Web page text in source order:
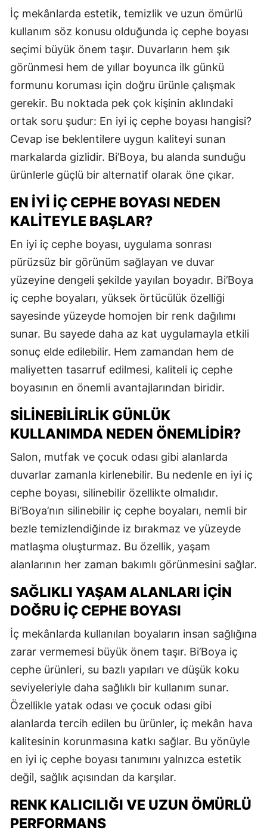
İç mekânlarda estetik, temizlik ve uzun ömürlü
kullanım söz konusu olduğunda iç cephe boyası
seçimi büyük önem taşır. Duvarların hem şık
görünmesi hem de yıllar boyunca ilk günkü
formunu koruması için doğru ürünle çalışmak
gerekir. Bu noktada pek çok kişinin aklındaki
ortak soru şudur: En iyi iç cephe boyası hangisi?
Cevap ise beklentilere uygun kaliteyi sunan
markalarda gizlidir. Bi’Boya, bu alanda sunduğu
ürünlerle güçlü bir alternatif olarak öne çıkar.
EN İYI İÇ CEPHE BOYASI NEDEN
KALITEYLE BAŞLAR?
En iyi iç cephe boyası, uygulama sonrası
pürüzsüz bir görünüm sağlayan ve duvar
yüzeyine dengeli şekilde yayılan boyadır. Bi’Boya
iç cephe boyaları, yüksek örtücülük özelliği
sayesinde yüzeyde homojen bir renk dağılımı
sunar. Bu sayede daha az kat uygulamayla etkili
sonuç elde edilebilir. Hem zamandan hem de
maliyetten tasarruf edilmesi, kaliteli iç cephe
boyasının en önemli avantajlarından biridir.
SILINEBILIRLIK GÜNLÜK
KULLANIMDA NEDEN ÖNEMLIDIR?
Salon, mutfak ve çocuk odası gibi alanlarda
duvarlar zamanla kirlenebilir. Bu nedenle en iyi iç
cephe boyası, silinebilir özellikte olmalıdır.
Bi’Boya’nın silinebilir iç cephe boyaları, nemli bir
bezle temizlendiğinde iz bırakmaz ve yüzeyde
matlaşma oluşturmaz. Bu özellik, yaşam
alanlarının her zaman bakımlı görünmesini sağlar.
SAĞLIKLI YAŞAM ALANLARI İÇIN
DOĞRU İÇ CEPHE BOYASI
İç mekânlarda kullanılan boyaların insan sağlığına
zarar vermemesi büyük önem taşır. Bi’Boya iç
cephe ürünleri, su bazlı yapıları ve düşük koku
seviyeleriyle daha sağlıklı bir kullanım sunar.
Özellikle yatak odası ve çocuk odası gibi
alanlarda tercih edilen bu ürünler, iç mekân hava
kalitesinin korunmasına katkı sağlar. Bu yönüyle
en iyi iç cephe boyası tanımını yalnızca estetik
değil, sağlık açısından da karşılar.
RENK KALICILIĞI VE UZUN ÖMÜRLÜ
PERFORMANS